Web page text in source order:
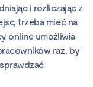
i rozliczając z
trzeba mieć na
online umożliwia
raz, by